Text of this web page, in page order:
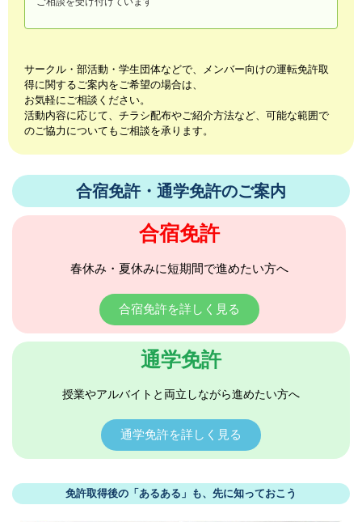
サークル・部活動・学生団体などで、メンバー向けの運転免許取
得に関するご案内をご希望の場合は、
お気軽にご相談ください。
活動内容に応じて、チラシ配布やご紹介方法など、可能な範囲で
のご協力についてもご相談を承ります。
合宿免許・通学免許のご案内
合宿免許
春休み・夏休みに短期間で進めたい方へ
合宿免許を詳しく見る
通学免許
授業やアルバイトと両立しながら進めたい方へ
通学免許を詳しく見る
免許取得後の「あるある」も、先に知っておこう